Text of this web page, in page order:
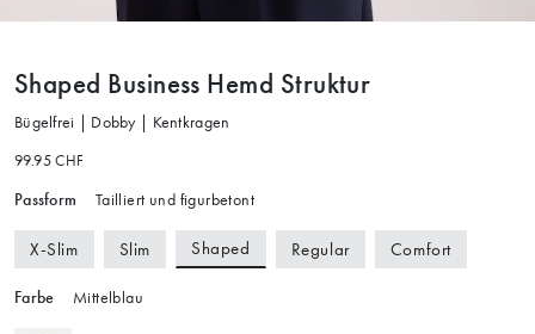
Shaped Business Hemd Struktur
Bügelfrei | Dobby | Kentkragen
99.95 CHF
Passform Tailliert und figurbetont
X-Slim Slim Shaped Regular Comfort
Farbe Mittelblau